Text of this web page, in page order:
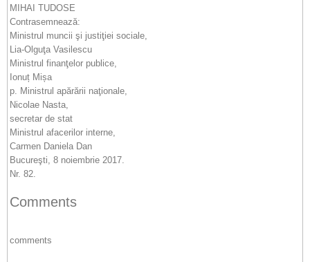
MIHAI TUDOSE
Contrasemnează:
Ministrul muncii şi justiţiei sociale,
Lia-Olguţa Vasilescu
Ministrul finanţelor publice,
Ionuț Mișa
p. Ministrul apărării naţionale,
Nicolae Nasta,
secretar de stat
Ministrul afacerilor interne,
Carmen Daniela Dan
Bucureşti, 8 noiembrie 2017.
Nr. 82.
Comments
comments